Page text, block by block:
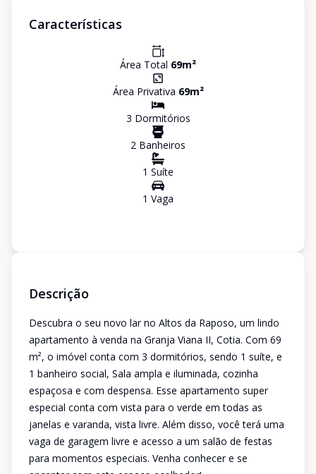
Características
Área Total 69m²
Área Privativa 69m²
3 Dormitórios
2 Banheiros
1 Suíte
1 Vaga
Descrição
Descubra o seu novo lar no Altos da Raposo, um lindo
apartamento à venda na Granja Viana II, Cotia. Com 69
m², o imóvel conta com 3 dormitórios, sendo 1 suíte, e
1 banheiro social, Sala ampla e iluminada, cozinha
espaçosa e com despensa. Esse apartamento super
especial conta com vista para o verde em todas as
janelas e varanda, vista livre. Além disso, você terá uma
vaga de garagem livre e acesso a um salão de festas
para momentos especiais. Venha conhecer e se